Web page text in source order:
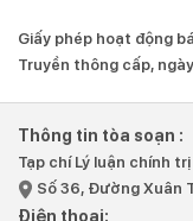
Giấy phép hoạt động
Truyền thông cấp,
Thông tin tòa soạn :
Tạp chí Lý luận chính
Số 36, Đường Xuân
Điện thoại: